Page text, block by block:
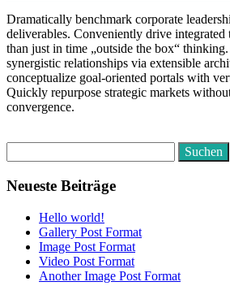
Dramatically benchmark corporate
deliverables. Conveniently drive integrated
than just in time „outside the box“
synergistic relationships via extensible
conceptualize goal-oriented portals with
Quickly repurpose strategic markets
convergence.
nach:
Neueste Beiträge
Hello world!
Gallery Post Format
Image Post Format
Video Post Format
Another Image Post Format